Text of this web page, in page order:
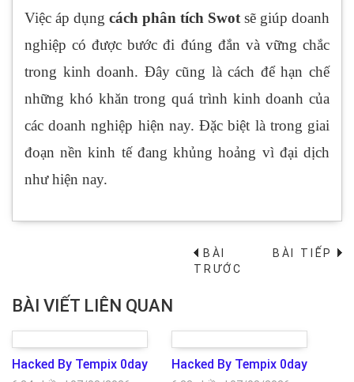
Việc áp dụng cách phân tích Swot sẽ giúp doanh
nghiệp có được bước đi đúng đắn và vững chắc
trong kinh doanh. Đây cũng là cách để hạn chế
những khó khăn trong quá trình kinh doanh của
các doanh nghiệp hiện nay. Đặc biệt là trong giai
đoạn nền kinh tế đang khủng hoảng vì đại dịch
như hiện nay.
BÀI
TRƯỚC
BÀI TIẾP→
BÀI VIẾT LIÊN QUAN
Hacked By Tempix 0day Hacked By Tempix 0day